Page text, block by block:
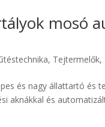
mosó
, Tejtermelők,
és nagy állattartó és
aknákkal és